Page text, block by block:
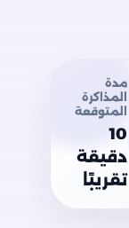
مدة
المذاكرة
المتوقعة
10
دقيقة
تقريبًا